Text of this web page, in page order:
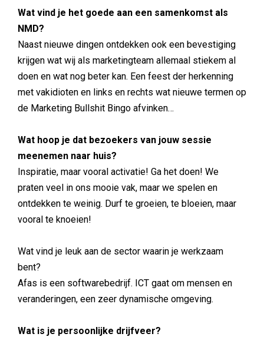
Wat vind je het goede aan een samenkomst als
NMD?
Naast nieuwe dingen ontdekken ook een bevestiging
krijgen wat wij als marketingteam allemaal stiekem al
doen en wat nog beter kan. Een feest der herkenning
met vakidioten en links en rechts wat nieuwe termen op
de Marketing Bullshit Bingo afvinken…
Wat hoop je dat bezoekers van jouw sessie
meenemen naar huis?
Inspiratie, maar vooral activatie! Ga het doen! We
praten veel in ons mooie vak, maar we spelen en
ontdekken te weinig. Durf te groeien, te bloeien, maar
vooral te knoeien!
Wat vind je leuk aan de sector waarin je werkzaam
bent?
Afas is een softwarebedrijf. ICT gaat om mensen en
veranderingen, een zeer dynamische omgeving.
Wat is je persoonlijke drijfveer?